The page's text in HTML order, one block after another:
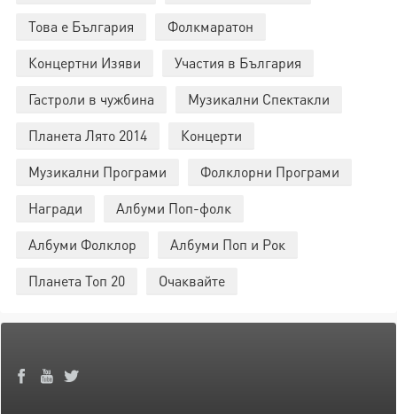
Това е България
Фолкмаратон
Концертни Изяви
Участия в България
Гастроли в чужбина
Музикални Спектакли
Планета Лято 2014
Концерти
Музикални Програми
Фолклорни Програми
Награди
Албуми Поп-фолк
Албуми Фолклор
Албуми Поп и Рок
Планета Топ 20
Очаквайте